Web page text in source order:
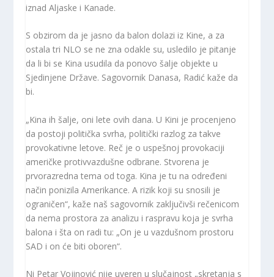
iznad Aljaske i Kanade.
S obzirom da je jasno da balon dolazi iz Kine, a za
ostala tri NLO se ne zna odakle su, usledilo je pitanje
da li bi se Kina usudila da ponovo šalje objekte u
Sjedinjene Države. Sagovornik Danasa, Radić kaže da
bi.
„Kina ih šalje, oni lete ovih dana. U Kini je procenjeno
da postoji politička svrha, politički razlog za takve
provokativne letove. Reč je o uspešnoj provokaciji
američke protivvazdušne odbrane. Stvorena je
prvorazredna tema od toga. Kina je tu na određeni
način ponizila Amerikance. A rizik koji su snosili je
ograničen“, kaže naš sagovornik zaključivši rečenicom
da nema prostora za analizu i raspravu koja je svrha
balona i šta on radi tu: „On je u vazdušnom prostoru
SAD i on će biti oboren“.
Ni Petar Vojinović nije uveren u slučajnost „skretanja s